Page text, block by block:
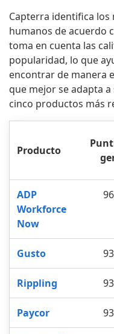
Capterra identifica
humanos de acuerdo
toma en cuenta las
popularidad, lo que
encontrar de manera
que mejor se adapta a
cinco productos más
Producto
ADP
Workforce
Now
Gusto
Rippling
Paycor